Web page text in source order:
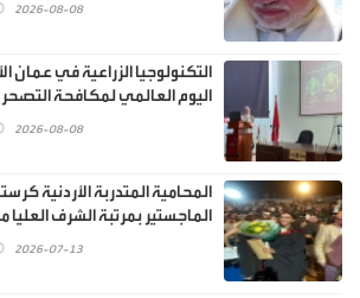
2026-08-08
التكنولوجيا الزراعية في عمان
اليوم العالمي لمكافحة التصحر
2026-08-08
المحامية المتدربة الأردنية
الماجستير بمرتبة الشرف
2026-07-13